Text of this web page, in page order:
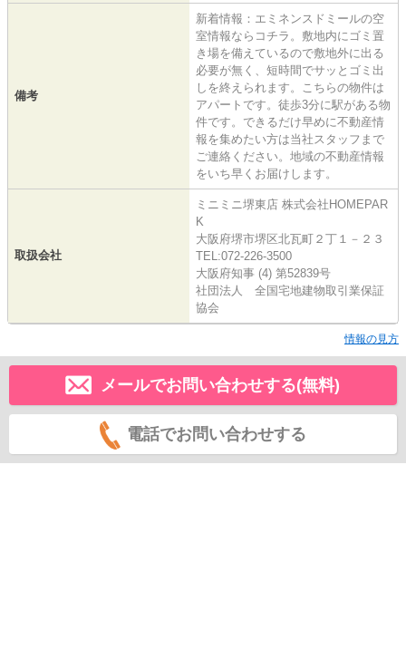
備考
新着情報：エミネンスドミールの空
室情報ならコチラ。敷地内にゴミ置
き場を備えているので敷地外に出る
必要が無く、短時間でサッとゴミ出
しを終えられます。こちらの物件は
アパートです。徒歩3分に駅がある物
件です。できるだけ早めに不動産情
報を集めたい方は当社スタッフまで
ご連絡ください。地域の不動産情報
をいち早くお届けします。
取扱会社
ミニミニ堺東店 株式会社HOMEPAR
K
大阪府堺市堺区北瓦町２丁１－２３
TEL:072-226-3500
大阪府知事 (4) 第52839号
社団法人 全国宅地建物取引業保証
協会
情報の見方
メールでお問い合わせする(無料)
電話でお問い合わせする